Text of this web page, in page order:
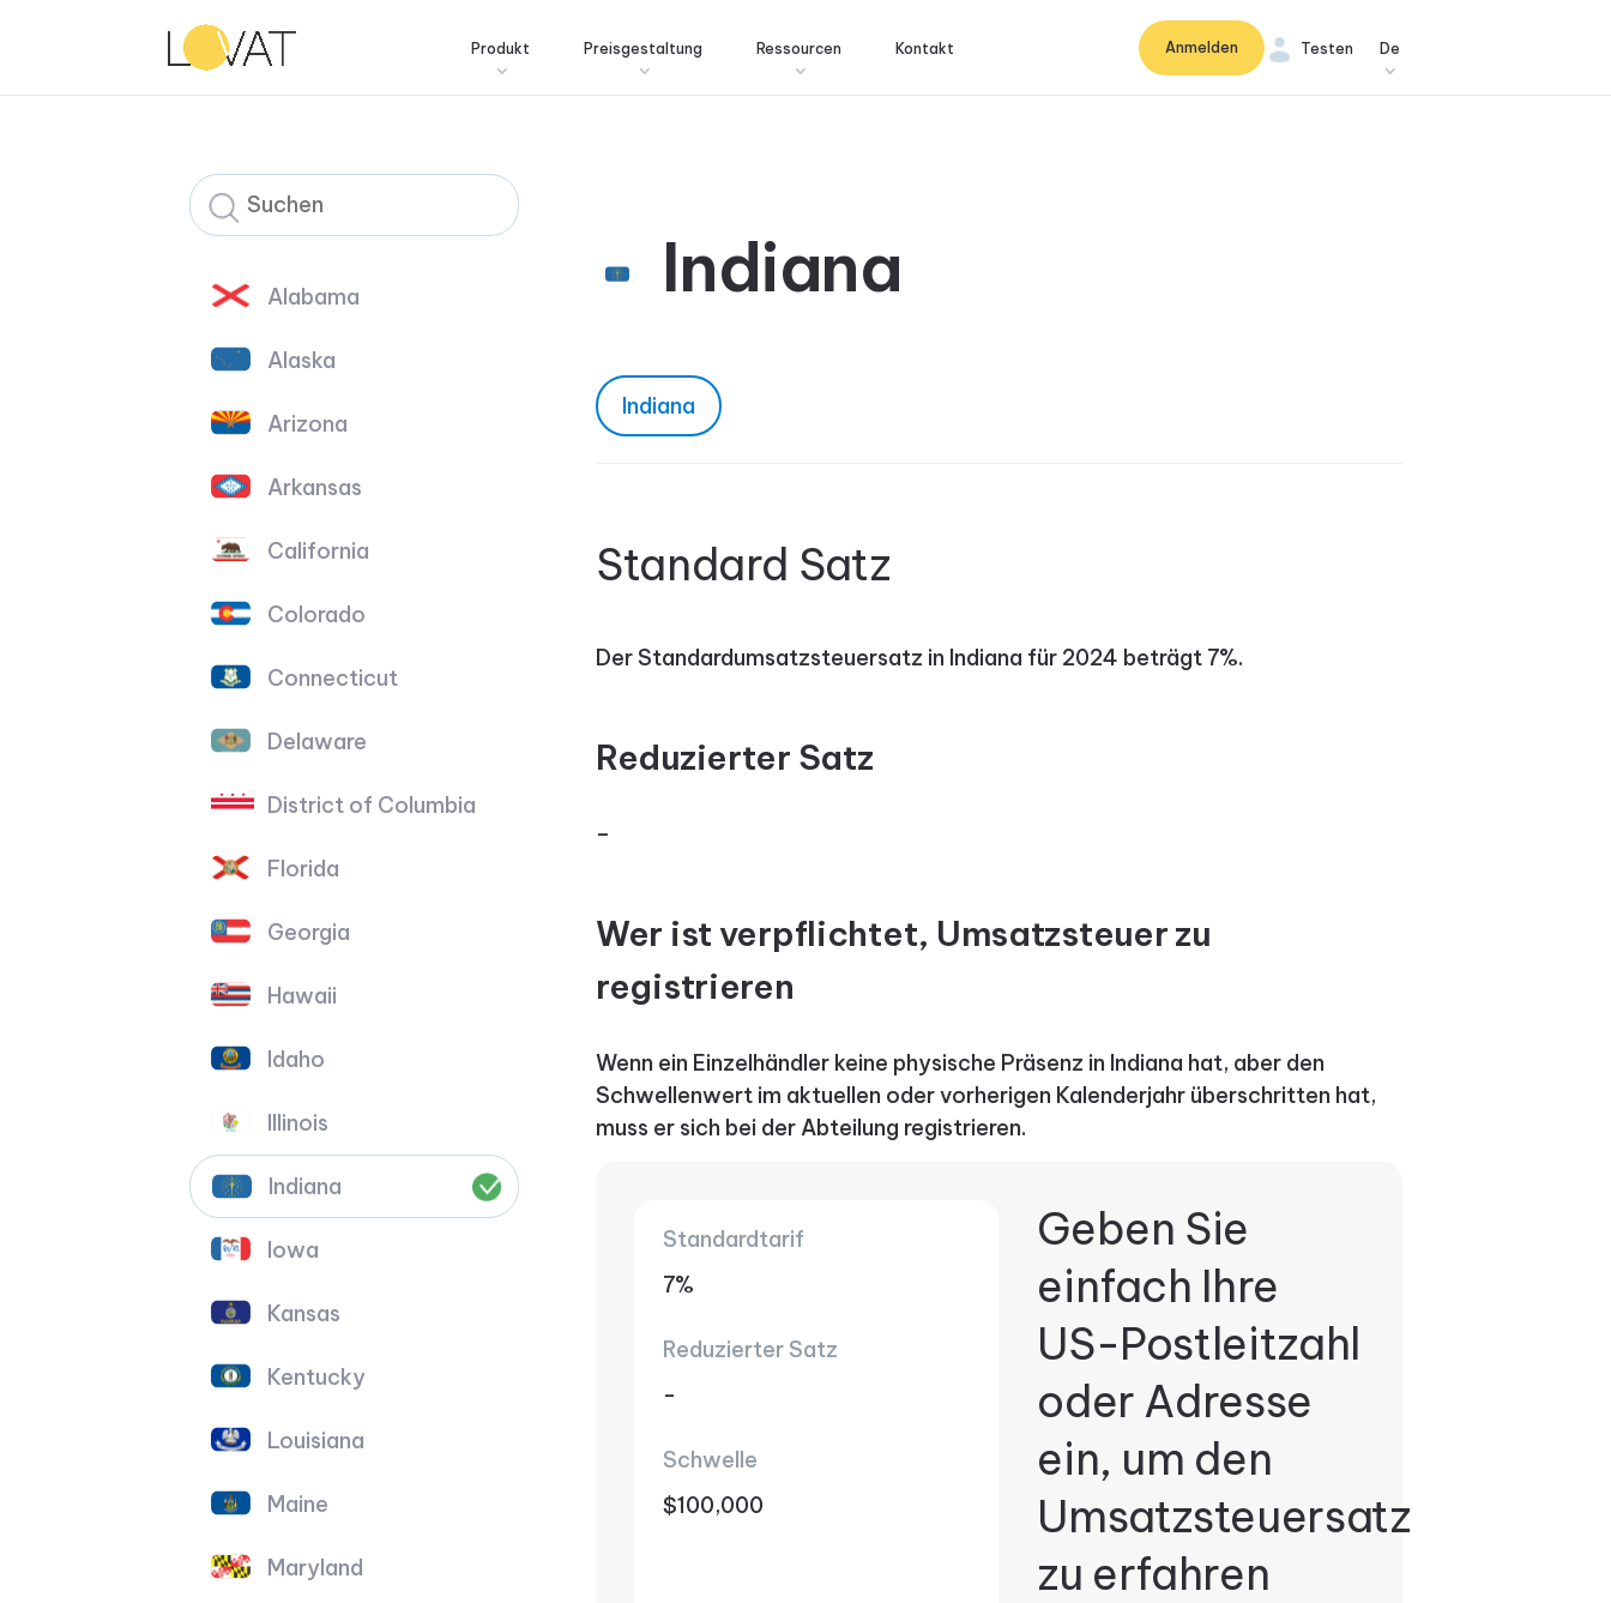
Produkt Preisgestaltung Ressourcen Kontakt De
Testen
Anmelden
Alabama
Alaska
Arizona
Arkansas
California
Colorado
Connecticut
Delaware
District of Columbia
Florida
Georgia
Hawaii
Idaho
Illinois
Indiana
Iowa
Kansas
Kentucky
Louisiana
Maine
Maryland
Indiana
Indiana
Standard Satz
Der Standardumsatzsteuersatz in Indiana für 2024 beträgt 7%.
Reduzierter Satz
–
Wer ist verpflichtet, Umsatzsteuer zu
registrieren
Wenn ein Einzelhändler keine physische Präsenz in Indiana hat, aber den
Schwellenwert im aktuellen oder vorherigen Kalenderjahr überschritten hat,
muss er sich bei der Abteilung registrieren.
Standardtarif
7%
Reduzierter Satz
-
Schwelle
$100,000
Geben Sie
einfach Ihre
US-Postleitzahl
oder Adresse
ein, um den
Umsatzsteuersatz
zu erfahren